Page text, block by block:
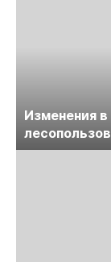
Изменения
обсудят на